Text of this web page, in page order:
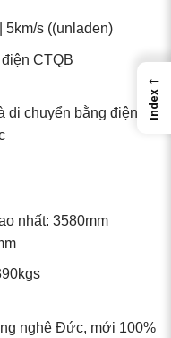
5km/s ((unladen)
CTQB
di chuyển bằng điện
nhất: 3580mm
nghệ Đức, mới 100%
←
Index